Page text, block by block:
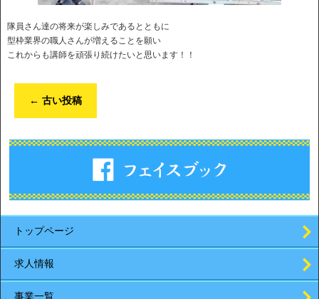
隊員さん達の将来が楽しみであるとともに
型枠業界の職人さんが増えることを願い
これからも講師を頑張り続けたいと思います！！
← 古い投稿
トップページ
求人情報
事業一覧